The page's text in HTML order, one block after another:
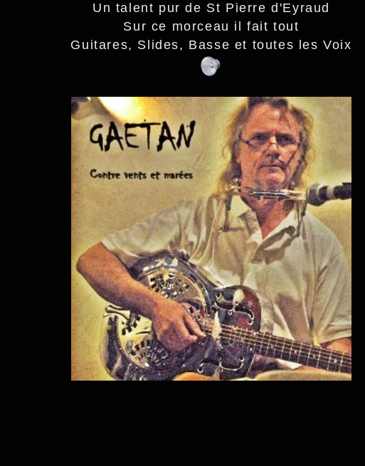
Un talent pur de St Pierre d'Eyraud
Sur ce morceau il fait tout
Guitares, Slides, Basse et toutes les Voix